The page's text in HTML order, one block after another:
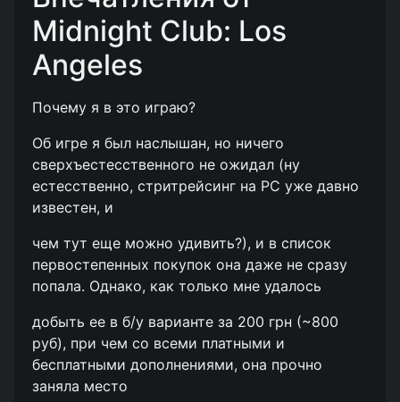
Midnight Club: Los
Angeles
Почему я в это играю?
Об игре я был наслышан, но ничего
сверхъестесственного не ожидал (ну
естесственно, стритрейсинг на РС уже давно
известен, и
чем тут еще можно удивить?), и в список
первостепенных покупок она даже не сразу
попала. Однако, как только мне удалось
добыть ее в б/у варианте за 200 грн (~800
руб), при чем со всеми платными и
бесплатными дополнениями, она прочно
заняла место